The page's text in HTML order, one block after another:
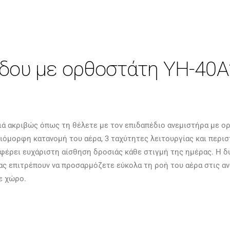
με ορθοστάτη YH-
ακριβώς όπως τη θέλετε με τον επιδαπέδιο ανεμιστήρα με
κατανομή του αέρα, 3 ταχύτητες λειτουργίας και
ευχάριστη αίσθηση δροσιάς κάθε στιγμή της ημέρας. Η
επιτρέπουν να προσαρμόζετε εύκολα τη ροή του αέρα στις
χώρο.